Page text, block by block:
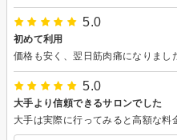
5.0
初めて利用
5.0
大手より信頼できるサロンでした